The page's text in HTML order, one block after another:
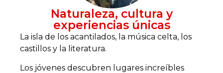
Naturaleza, cultura y
experiencias únicas
La isla de los acantilados, la música celta, los
castillos y la literatura.
Los jóvenes descubren lugares increíbles